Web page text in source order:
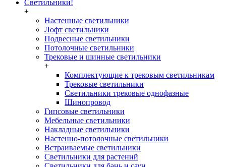
Светильники!
+
Настенные светильники
Лофт светильники
Подвесные светильники
Потолочные светильники
Трековые и шинные светильники
+
Комплектующие к трековым светильникам
Трековые светильники
Светильники трековые однофазные
Шинопровод
Гипсовые светильники
Мебельные светильники
Накладные светильники
Настенно-потолочные светильники
Встраиваемые светильники
Светильники для растений